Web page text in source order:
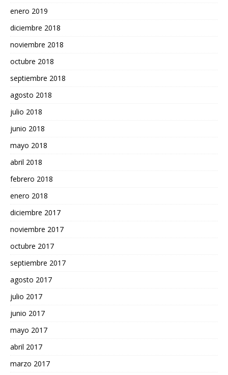
enero 2019
diciembre 2018
noviembre 2018
octubre 2018
septiembre 2018
agosto 2018
julio 2018
junio 2018
mayo 2018
abril 2018
febrero 2018
enero 2018
diciembre 2017
noviembre 2017
octubre 2017
septiembre 2017
agosto 2017
julio 2017
junio 2017
mayo 2017
abril 2017
marzo 2017